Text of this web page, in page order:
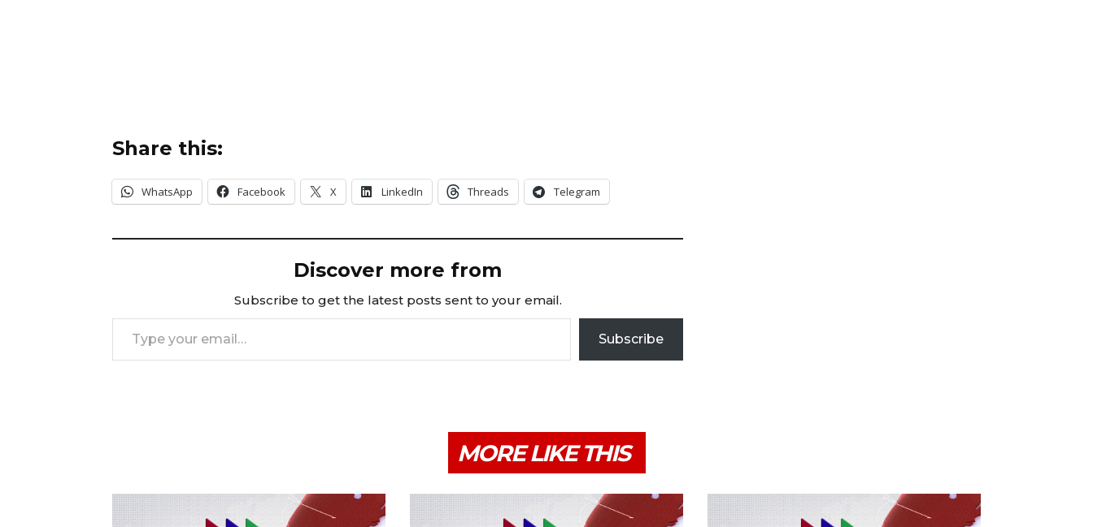
Share this:
WhatsApp Facebook X LinkedIn Threads Telegram
Discover more from
Subscribe to get the latest posts sent to your email.
Type your email…
Subscribe
MORE LIKE THIS